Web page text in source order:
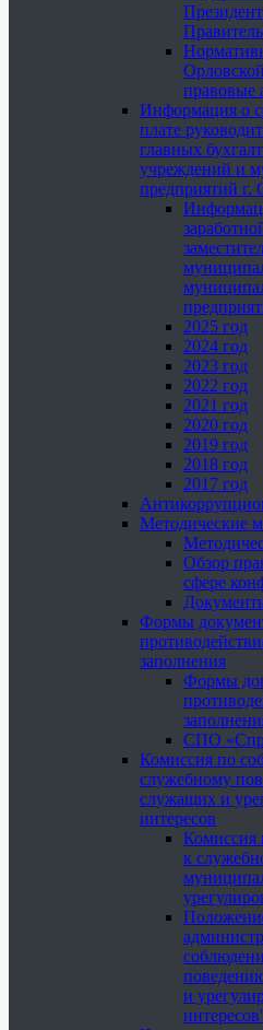
правовые
Информация о
плате
главных
учреждений и
предприятий г.
2025 год
2024 год
2023 год
2022 год
2021 год
2020 год
2019 год
2018 год
2017 год
Методические
Обзор
сфере
Формы
заполнения
Формы
СПО
Комиссия по
служебному
служащих и
интересов
Комиссия
к
и